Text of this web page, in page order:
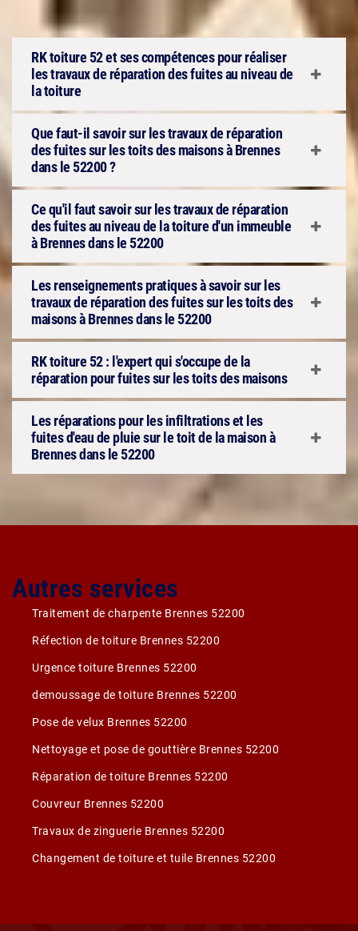
RK toiture 52 et ses compétences pour réaliser
les travaux de réparation des fuites au niveau de
la toiture
Que faut-il savoir sur les travaux de réparation
des fuites sur les toits des maisons à Brennes
dans le 52200 ?
Ce qu'il faut savoir sur les travaux de réparation
des fuites au niveau de la toiture d'un immeuble
à Brennes dans le 52200
Les renseignements pratiques à savoir sur les
travaux de réparation des fuites sur les toits des
maisons à Brennes dans le 52200
RK toiture 52 : l'expert qui s'occupe de la
réparation pour fuites sur les toits des maisons
Les réparations pour les infiltrations et les
fuites d'eau de pluie sur le toit de la maison à
Brennes dans le 52200
Autres services
Traitement de charpente Brennes 52200
Réfection de toiture Brennes 52200
Urgence toiture Brennes 52200
demoussage de toiture Brennes 52200
Pose de velux Brennes 52200
Nettoyage et pose de gouttière Brennes 52200
Réparation de toiture Brennes 52200
Couvreur Brennes 52200
Travaux de zinguerie Brennes 52200
Changement de toiture et tuile Brennes 52200